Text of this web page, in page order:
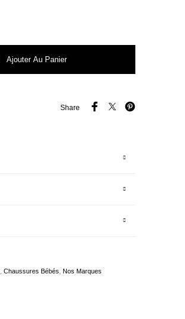
Ajouter Au Panier
Share
Chaussures Bébés Nos Marques